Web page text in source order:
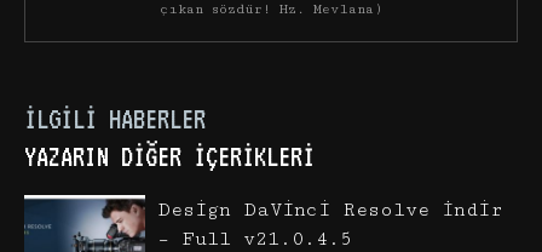
çıkan sözdür! Hz. Mevlana)
İLGILI HABERLER
YAZARIN DIĞER İÇERIKLERI
Design DaVinci Resolve İndir
– Full v21.0.4.5